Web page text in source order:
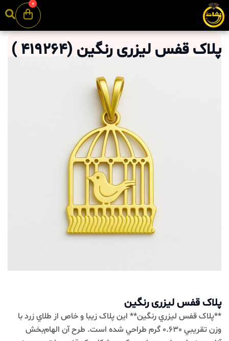
پلاک قفس لیزری رنگین(
419264
)
پلاک قفس لیزری رنگین
**پلاک قفس ليزري رنگين** اين پلاک زيبا و خاص از طلاي زرد با
وزن تقريبي 0.630 گرم طراحي شده است. طرح آن الهام‌بخش